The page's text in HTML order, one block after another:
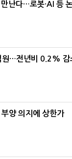
난다…로봇·AI 등
원…전년비 0.2% 감
양 의지에 상한가